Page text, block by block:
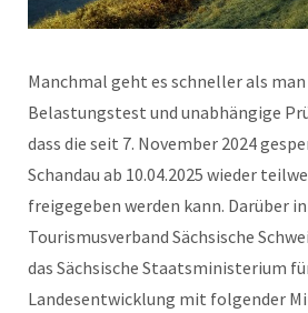
Manchmal geht es schneller als
Belastungstest und unabhängige
dass die seit 7. November 2024
Schandau ab 10.04.2025 wieder
freigegeben werden kann. Darüber
Tourismusverband Sächsische
das Sächsische Staatsministerium
Landesentwicklung mit folgender